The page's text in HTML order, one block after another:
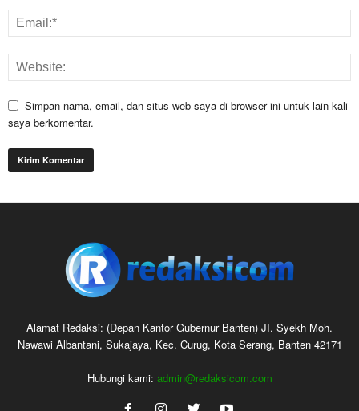
Simpan nama, email, dan situs web saya di browser ini untuk lain kali
saya berkomentar.
Alamat Redaksi: (Depan Kantor Gubernur Banten) JI. Syekh Moh.
Nawawi Albantani, Sukajaya, Kec. Curug, Kota Serang, Banten 42171
Hubungi kami: admin@redaksicom.com